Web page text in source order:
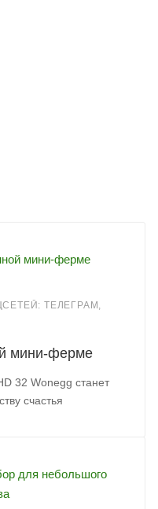
ТЕЛЕГРАМ,
мини-ферме
32 Wonegg станет
счастья